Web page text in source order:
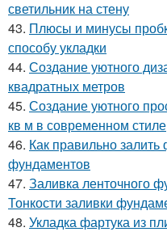
светильник на стену
43. Плюсы и минусы
способу укладки
44. Создание уютного
квадратных метров
45. Создание уютного
кв м в современном стиле
46. Как правильно
фундаментов
47. Заливка ленточного
Тонкости заливки
48. Укладка фартука из